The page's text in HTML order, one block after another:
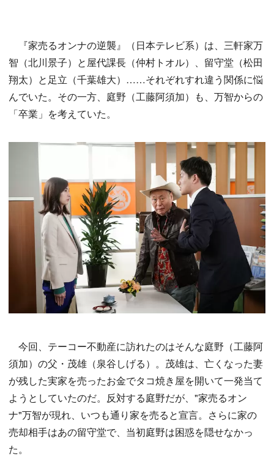
『家売るオンナの逆襲』（日本テレビ系）は、三軒家万
智（北川景子）と屋代課長（仲村トオル）、留守堂（松田
翔太）と足立（千葉雄大）……それぞれすれ違う関係に悩
んでいた。その一方、庭野（工藤阿須加）も、万智からの
「卒業」を考えていた。
今回、テーコー不動産に訪れたのはそんな庭野（工藤阿
須加）の父・茂雄（泉谷しげる）。茂雄は、亡くなった妻
が残した実家を売ったお金でタコ焼き屋を開いて一発当て
ようとしていたのだ。反対する庭野だが、"家売るオン
ナ"万智が現れ、いつも通り家を売ると宣言。さらに家の
売却相手はあの留守堂で、当初庭野は困惑を隠せなかっ
た。